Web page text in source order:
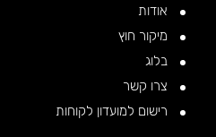
אודות
מיקור חוץ
בלוג
צרו קשר
רישום למועדון לקוחות